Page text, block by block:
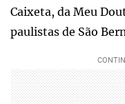
Caixeta, da Meu
paulistas de São